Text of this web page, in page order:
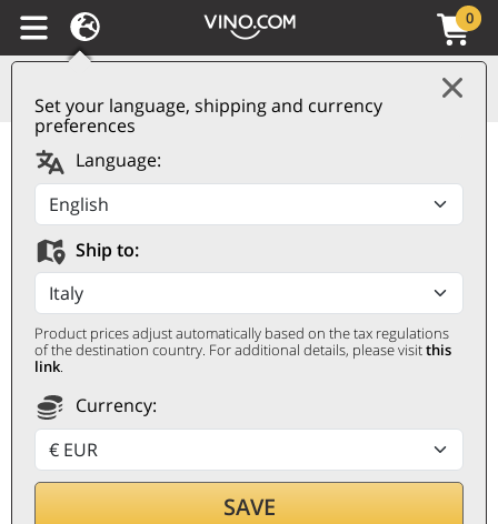
Set your language, shipping and currency
preferences
Language:
Ship to:
Product prices adjust automatically based on the tax regulations
of the destination country. For additional details, please visitthis
link.
Currency:
SAVE
0
Ribolla Gialla Brut
Cormòns
CORMÒNS
0,75 ℓ
9,90€